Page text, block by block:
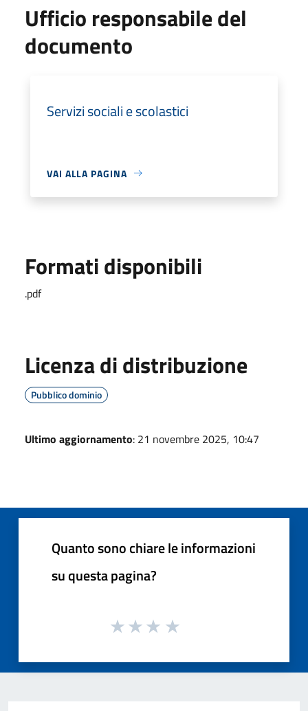
Ufficio responsabile del
documento
Servizi sociali e scolastici
VAI ALLA PAGINA
Formati disponibili
.pdf
Licenza di distribuzione
Pubblico dominio
Ultimo aggiornamento: 21 novembre 2025, 10:47
Quanto sono chiare le informazioni
su questa pagina?